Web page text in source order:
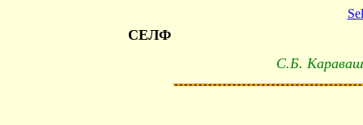
СЕЛФ
С.Б.